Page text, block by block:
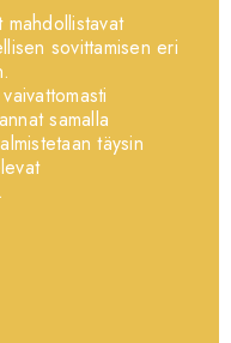
mahdollistavat
sovittamisen eri
samalla
täysin